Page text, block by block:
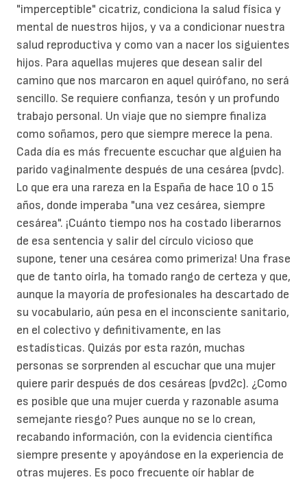
"imperceptible" cicatriz, condiciona la salud física y
mental de nuestros hijos, y va a condicionar nuestra
salud reproductiva y como van a nacer los siguientes
hijos. Para aquellas mujeres que desean salir del
camino que nos marcaron en aquel quirófano, no será
sencillo. Se requiere confianza, tesón y un profundo
trabajo personal. Un viaje que no siempre finaliza
como soñamos, pero que siempre merece la pena.
Cada día es más frecuente escuchar que alguien ha
parido vaginalmente después de una cesárea (pvdc).
Lo que era una rareza en la España de hace 10 o 15
años, donde imperaba "una vez cesárea, siempre
cesárea". ¡Cuánto tiempo nos ha costado liberarnos
de esa sentencia y salir del círculo vicioso que
supone, tener una cesárea como primeriza! Una frase
que de tanto oírla, ha tomado rango de certeza y que,
aunque la mayoría de profesionales ha descartado de
su vocabulario, aún pesa en el inconsciente sanitario,
en el colectivo y definitivamente, en las
estadísticas. Quizás por esta razón, muchas
personas se sorprenden al escuchar que una mujer
quiere parir después de dos cesáreas (pvd2c). ¿Como
es posible que una mujer cuerda y razonable asuma
semejante riesgo? Pues aunque no se lo crean,
recabando información, con la evidencia científica
siempre presente y apoyándose en la experiencia de
otras mujeres. Es poco frecuente oír hablar de